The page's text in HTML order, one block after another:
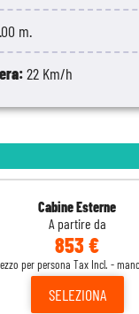
m.
22 Km/h
Cabine Esterne
A partire da
853 €
per persona Tax Incl. -
SELEZIONA